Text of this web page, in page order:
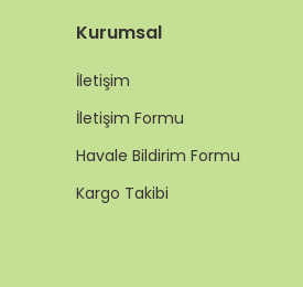
Kurumsal
İletişim
İletişim Formu
Havale Bildirim Formu
Kargo Takibi